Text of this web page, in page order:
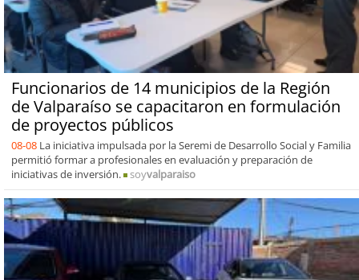
Funcionarios de 14 municipios de la Región
de Valparaíso se capacitaron en formulación
de proyectos públicos
08-08 La iniciativa impulsada por la Seremi de Desarrollo Social y Familia
permitió formar a profesionales en evaluación y preparación de
iniciativas de inversión.
soyvalparaiso